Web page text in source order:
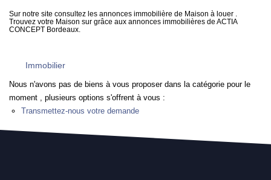
Nous Rejoindre
Rénovation Énergétique
Syndic
Gestion Locative
Sur notre site consultez les annonces immobilière de Maison à louer .
Trouvez votre Maison sur grâce aux annonces immobilières de ACTIA
CONCEPT Bordeaux.
Immobilier
Nous n'avons pas de biens à vous proposer dans la catégorie pour le
moment , plusieurs options s'offrent à vous :
Transmettez-nous votre demande